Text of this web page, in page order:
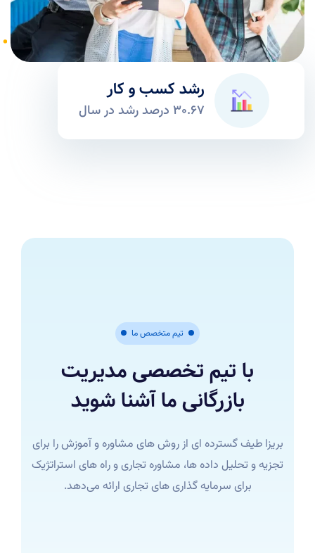
رشد کسب و کار
30.67 درصد رشد در سال
تیم متخصص ما
با تیم تخصصی مدیریت
بازرگانی ما آشنا شوید
بریزا طیف گسترده ای از روش های مشاوره و آموزش را برای
تجزیه و تحلیل داده ها، مشاوره تجاری و راه های استراتژیک
برای سرمایه گذاری های تجاری ارائه می‌دهد.